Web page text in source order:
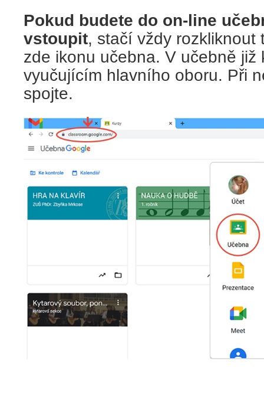
Pokud budete do on-line
vstoupit, stačí vždy rozkliknout
zde ikonu učebna. V učebně již
vyučujícím hlavního oboru. Při
spojte.